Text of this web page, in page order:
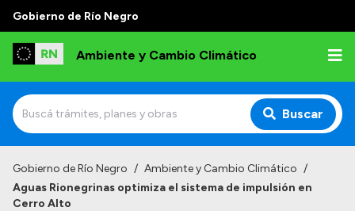
Gobierno de Río Negro
Ambiente y Cambio Climático
Buscar
Institucional
Gobierno de Río Negro / Ambiente y Cambio Climático /
Aguas Rionegrinas optimiza el sistema de impulsión en
Cerro Alto